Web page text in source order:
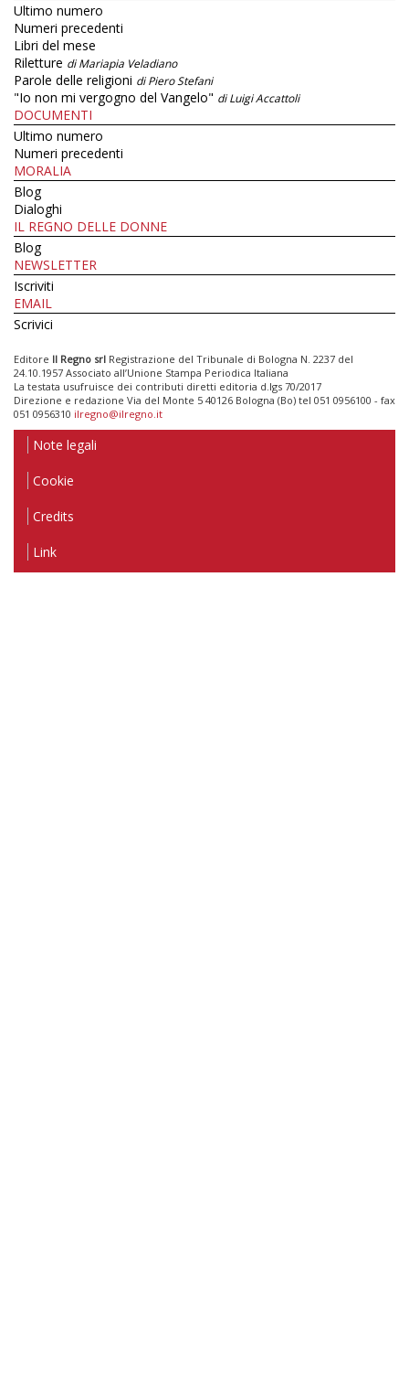
Ultimo numero
Numeri precedenti
Libri del mese
Riletture di Mariapia Veladiano
Parole delle religioni di Piero Stefani
"Io non mi vergogno del Vangelo" di Luigi Accattoli
DOCUMENTI
Ultimo numero
Numeri precedenti
MORALIA
Blog
Dialoghi
IL REGNO DELLE DONNE
Blog
NEWSLETTER
Iscriviti
EMAIL
Scrivici
Editore Il Regno srl Registrazione del Tribunale di Bologna N. 2237 del
24.10.1957 Associato all’Unione Stampa Periodica Italiana
La testata usufruisce dei contributi diretti editoria d.lgs 70/2017
Direzione e redazione Via del Monte 5 40126 Bologna (Bo) tel 051 0956100 - fax
051 0956310 ilregno@ilregno.it
Note legali
Cookie
Credits
Link